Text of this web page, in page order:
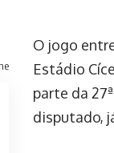
O jogo
Estádio
parte da
disputado,